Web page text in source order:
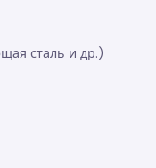
сталь и др.)